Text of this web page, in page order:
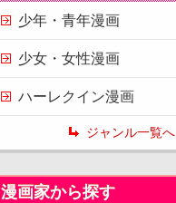
少年・青年漫画
少女・女性漫画
ハーレクイン漫画
ジャンル一覧へ
漫画家から探す